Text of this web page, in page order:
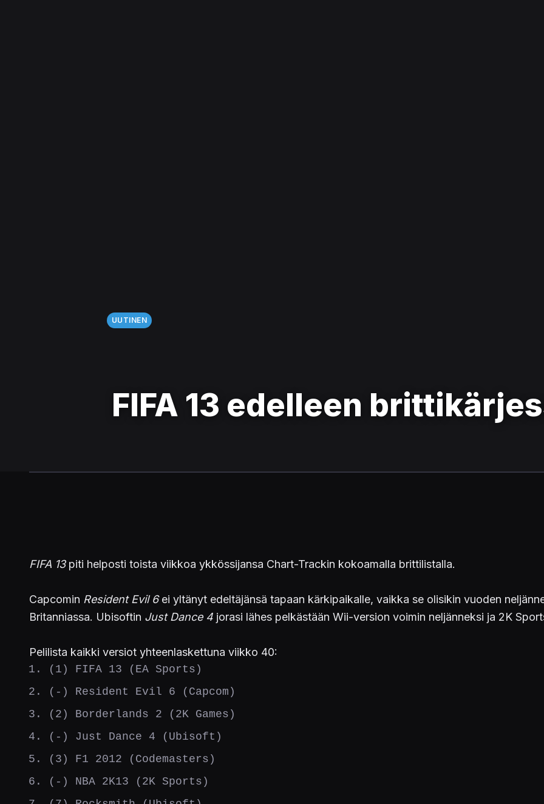
UUTINEN
FIFA 13 edelleen
FIFA 13piti helposti toista viikkoa ykkössijansa Chart-Trackin kokoamalla brittilistalla.
Capcomin Resident Evil 6ei yltänyt edeltäjänsä tapaan kärkipaikalle, vaikka se olisikin vuoden
Britanniassa. Ubisoftin Just Dance 4 jorasi lähes pelkästään Wii-version voimin neljänneksi ja 2K
Pelilista kaikki versiot yhteenlaskettuna viikko 40:
(1) FIFA 13 (EA Sports)
(-) Resident Evil 6 (Capcom)
(2) Borderlands 2 (2K Games)
(-) Just Dance 4 (Ubisoft)
(3) F1 2012 (Codemasters)
(-) NBA 2K13 (2K Sports)